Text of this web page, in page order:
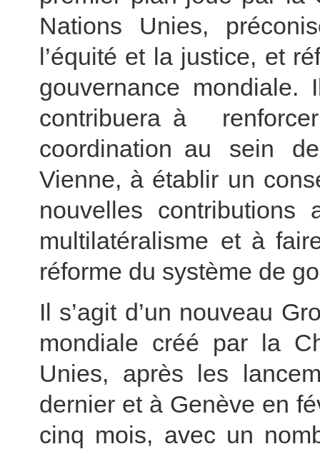
Nations Unies,
l’équité et la justice, et
gouvernance
contribuera à
coordination au sein
Vienne, à établir un
nouvelles
multilatéralisme et à
réforme du système de
Il s’agit d’un nouveau
mondiale créé par la
Unies, après les
dernier et à Genève en
cinq mois, avec un